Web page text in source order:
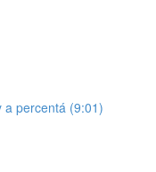
a percentá (9:01)